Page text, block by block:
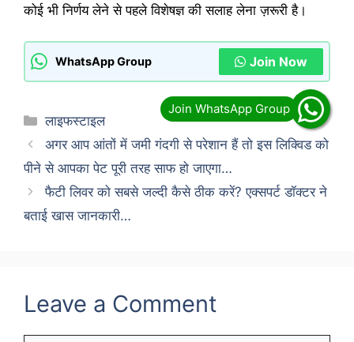
कोई भी निर्णय लेने से पहले विशेषज्ञ की सलाह लेना ज़रूरी है।
WhatsApp Group Join Now
Categories
लाइफस्टाइल
अगर आप आंतों में जमी गंदगी से परेशान हैं तो इस लिक्विड को
पीने से आपका पेट पूरी तरह साफ हो जाएगा…
फैटी लिवर को सबसे जल्दी कैसे ठीक करें? एक्सपर्ट डॉक्टर ने
बताई खास जानकारी…
Leave a Comment